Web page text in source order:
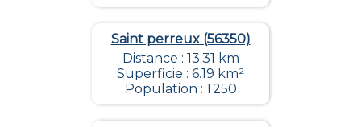
Saint perreux (56350)
Distance : 13.31 km
Superficie : 6.19 km²
Population : 1 250